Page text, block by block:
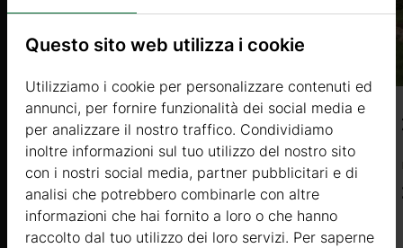
SALVIA 1 (34mm) 4×5,5m, 16㎡ + 6㎡
Prezzo da
3402 €
Di più
Questo sito web utilizza i cookie
Utilizziamo i cookie per personalizzare contenuti ed
annunci, per fornire funzionalità dei social media e
per analizzare il nostro traffico. Condividiamo
inoltre informazioni sul tuo utilizzo del nostro sito
con i nostri social media, partner pubblicitari e di
analisi che potrebbero combinarle con altre
informazioni che hai fornito a loro o che hanno
raccolto dal tuo utilizzo dei loro servizi. Per saperne